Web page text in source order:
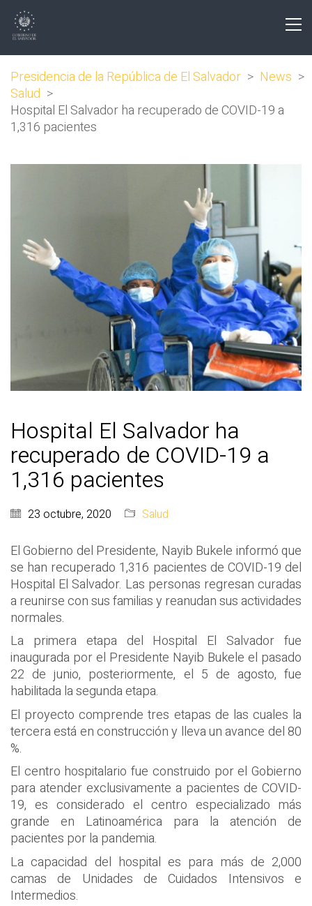
Presidencia de la República de El Salvador > News >
Salud >
Hospital El Salvador ha recuperado de COVID-19 a
1,316 pacientes
Hospital El Salvador ha
recuperado de COVID-19 a
1,316 pacientes
23 octubre, 2020 Salud
El Gobierno del Presidente, Nayib Bukele informó que
se han recuperado 1,316 pacientes de COVID-19 del
Hospital El Salvador. Las personas regresan curadas
a reunirse con sus familias y reanudan sus actividades
normales.
La primera etapa del Hospital El Salvador fue
inaugurada por el Presidente Nayib Bukele el pasado
22 de junio, posteriormente, el 5 de agosto, fue
habilitada la segunda etapa.
El proyecto comprende tres etapas de las cuales la
tercera está en construcción y lleva un avance del 80
%.
El centro hospitalario fue construido por el Gobierno
para atender exclusivamente a pacientes de COVID-
19, es considerado el centro especializado más
grande en Latinoamérica para la atención de
pacientes por la pandemia.
La capacidad del hospital es para más de 2,000
camas de Unidades de Cuidados Intensivos e
Intermedios.